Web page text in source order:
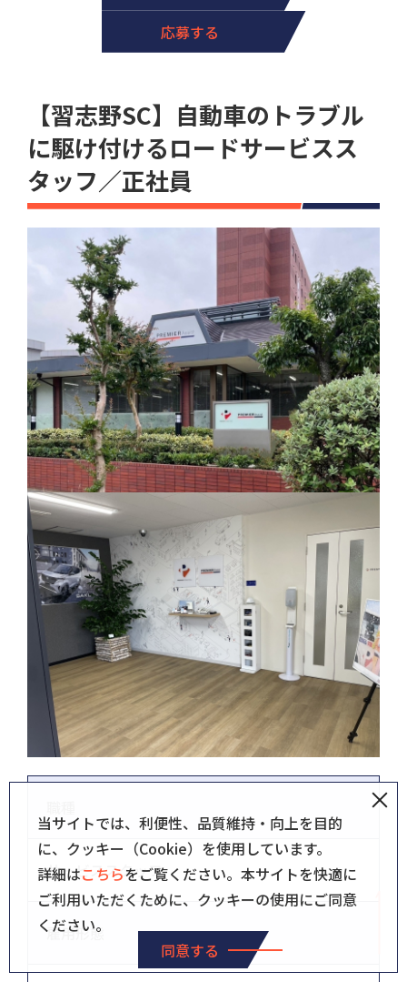
応募する
【習志野SC】自動車のトラブル
に駆け付けるロードサービスス
タッフ／正社員
サービススタッフ
雇用形態
当サイトでは、利便性、品質維持・向上を目的
に、クッキー（Cookie）を使用しています。
詳細はこちらをご覧ください。本サイトを快適に
ご利用いただくために、クッキーの使用にご同意
ください。
同意する